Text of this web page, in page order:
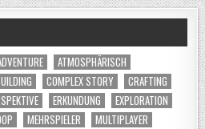
ATMOSPHÄRISCH
COMPLEX STORY
CRAFTING
ERKUNDUNG
EXPLORATION
MEHRSPIELER
MULTIPLAYER